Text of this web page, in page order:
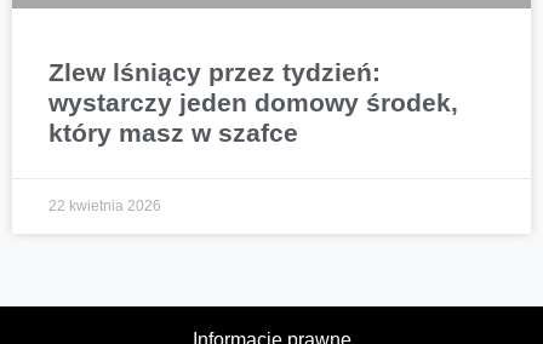
Zlew lśniący przez tydzień:
wystarczy jeden domowy środek,
który masz w szafce
22 kwietnia 2026
Informacje prawne